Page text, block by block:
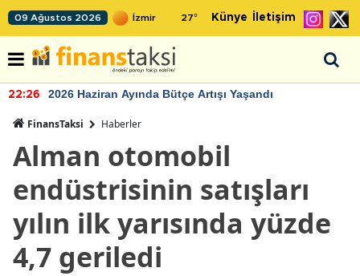
09 Ağustos 2026 27° Künye İletişim
22:26 2026 Haziran Ayında Bütçe Artışı Yaşandı
FinansTaksi Haberler
Alman otomobil
endüstrisinin satışları
yılın ilk yarısında yüzde
4,7 geriledi